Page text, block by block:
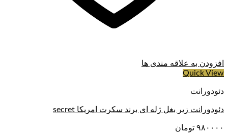
افزودن به علاقه مندی ها
Quick View
دئودورانت
دئودورانت زیر بغل ژله ای برند سکرت امریکا secret
۹۸۰۰۰۰ تومان